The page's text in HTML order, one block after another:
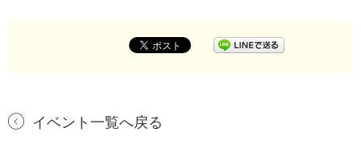
イベント一覧へ戻る